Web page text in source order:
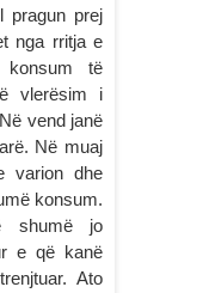
pragun prej
nga rritja e
të
vlerësim i
vend janë
Në muaj
varion dhe
konsum.
shumë jo
e që kanë
Ato